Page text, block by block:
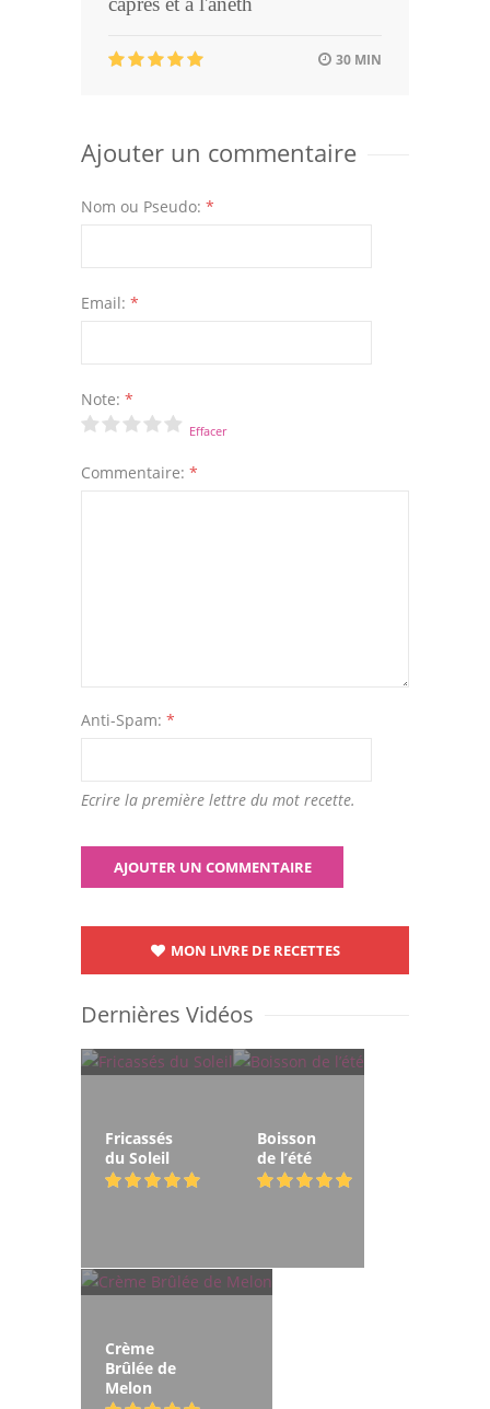
30 MIN
Ajouter un commentaire
Nom ou Pseudo: *
Email: *
Note: *
Effacer
Commentaire: *
Anti-Spam: *
Ecrire la première lettre du mot recette.
MON LIVRE DE RECETTES
Dernières Vidéos
Fricassés
du Soleil
Boisson
de l’été
Crème
Brûlée de
Melon